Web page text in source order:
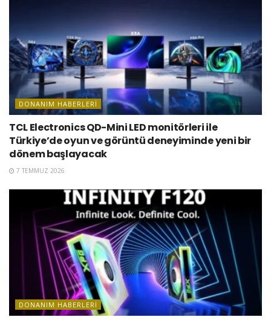
DONANIM HABERLERI
TCL Electronics QD-Mini LED monitörleri ile
Türkiye’de oyun ve görüntü deneyiminde yeni bir
dönem başlayacak
7 TEMMUZ 2026
DONANIM HABERLERI